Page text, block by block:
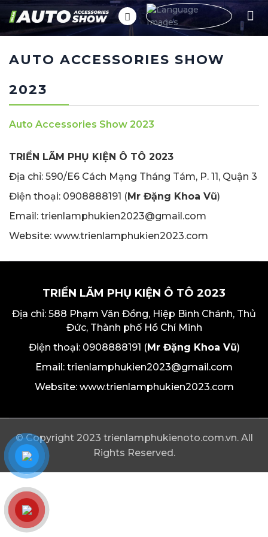
AUTO ACCESSORIES SHOW
2023
Auto Accessories Show 2023
TRIỂN LÃM PHỤ KIỆN Ô TÔ 2023
Địa chỉ: 590/E6 Cách Mạng Tháng Tám, P. 11, Quận 3
Điện thoại: 0908888191 (Mr Đặng Khoa Vũ)
Email: trienlamphukien2023@gmail.com
Website: www.trienlamphukien2023.com
TRIỂN LÃM PHỤ KIỆN Ô TÔ 2023
Địa chỉ: 588 Phạm Văn Đồng, Hiệp Bình Chánh, Thủ
Đức, Thành phố Hồ Chí Minh
Điện thoại: 0908888191 (Mr Đặng Khoa Vũ)
Email: trienlamphukien2023@gmail.com
Website: www.trienlamphukien2023.com
© Copyright 2023 trienlamphukienoto.com.vn. All
Rights Reserved.